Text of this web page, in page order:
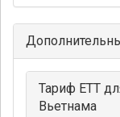
Тариф ЕТТ
Вьетнама